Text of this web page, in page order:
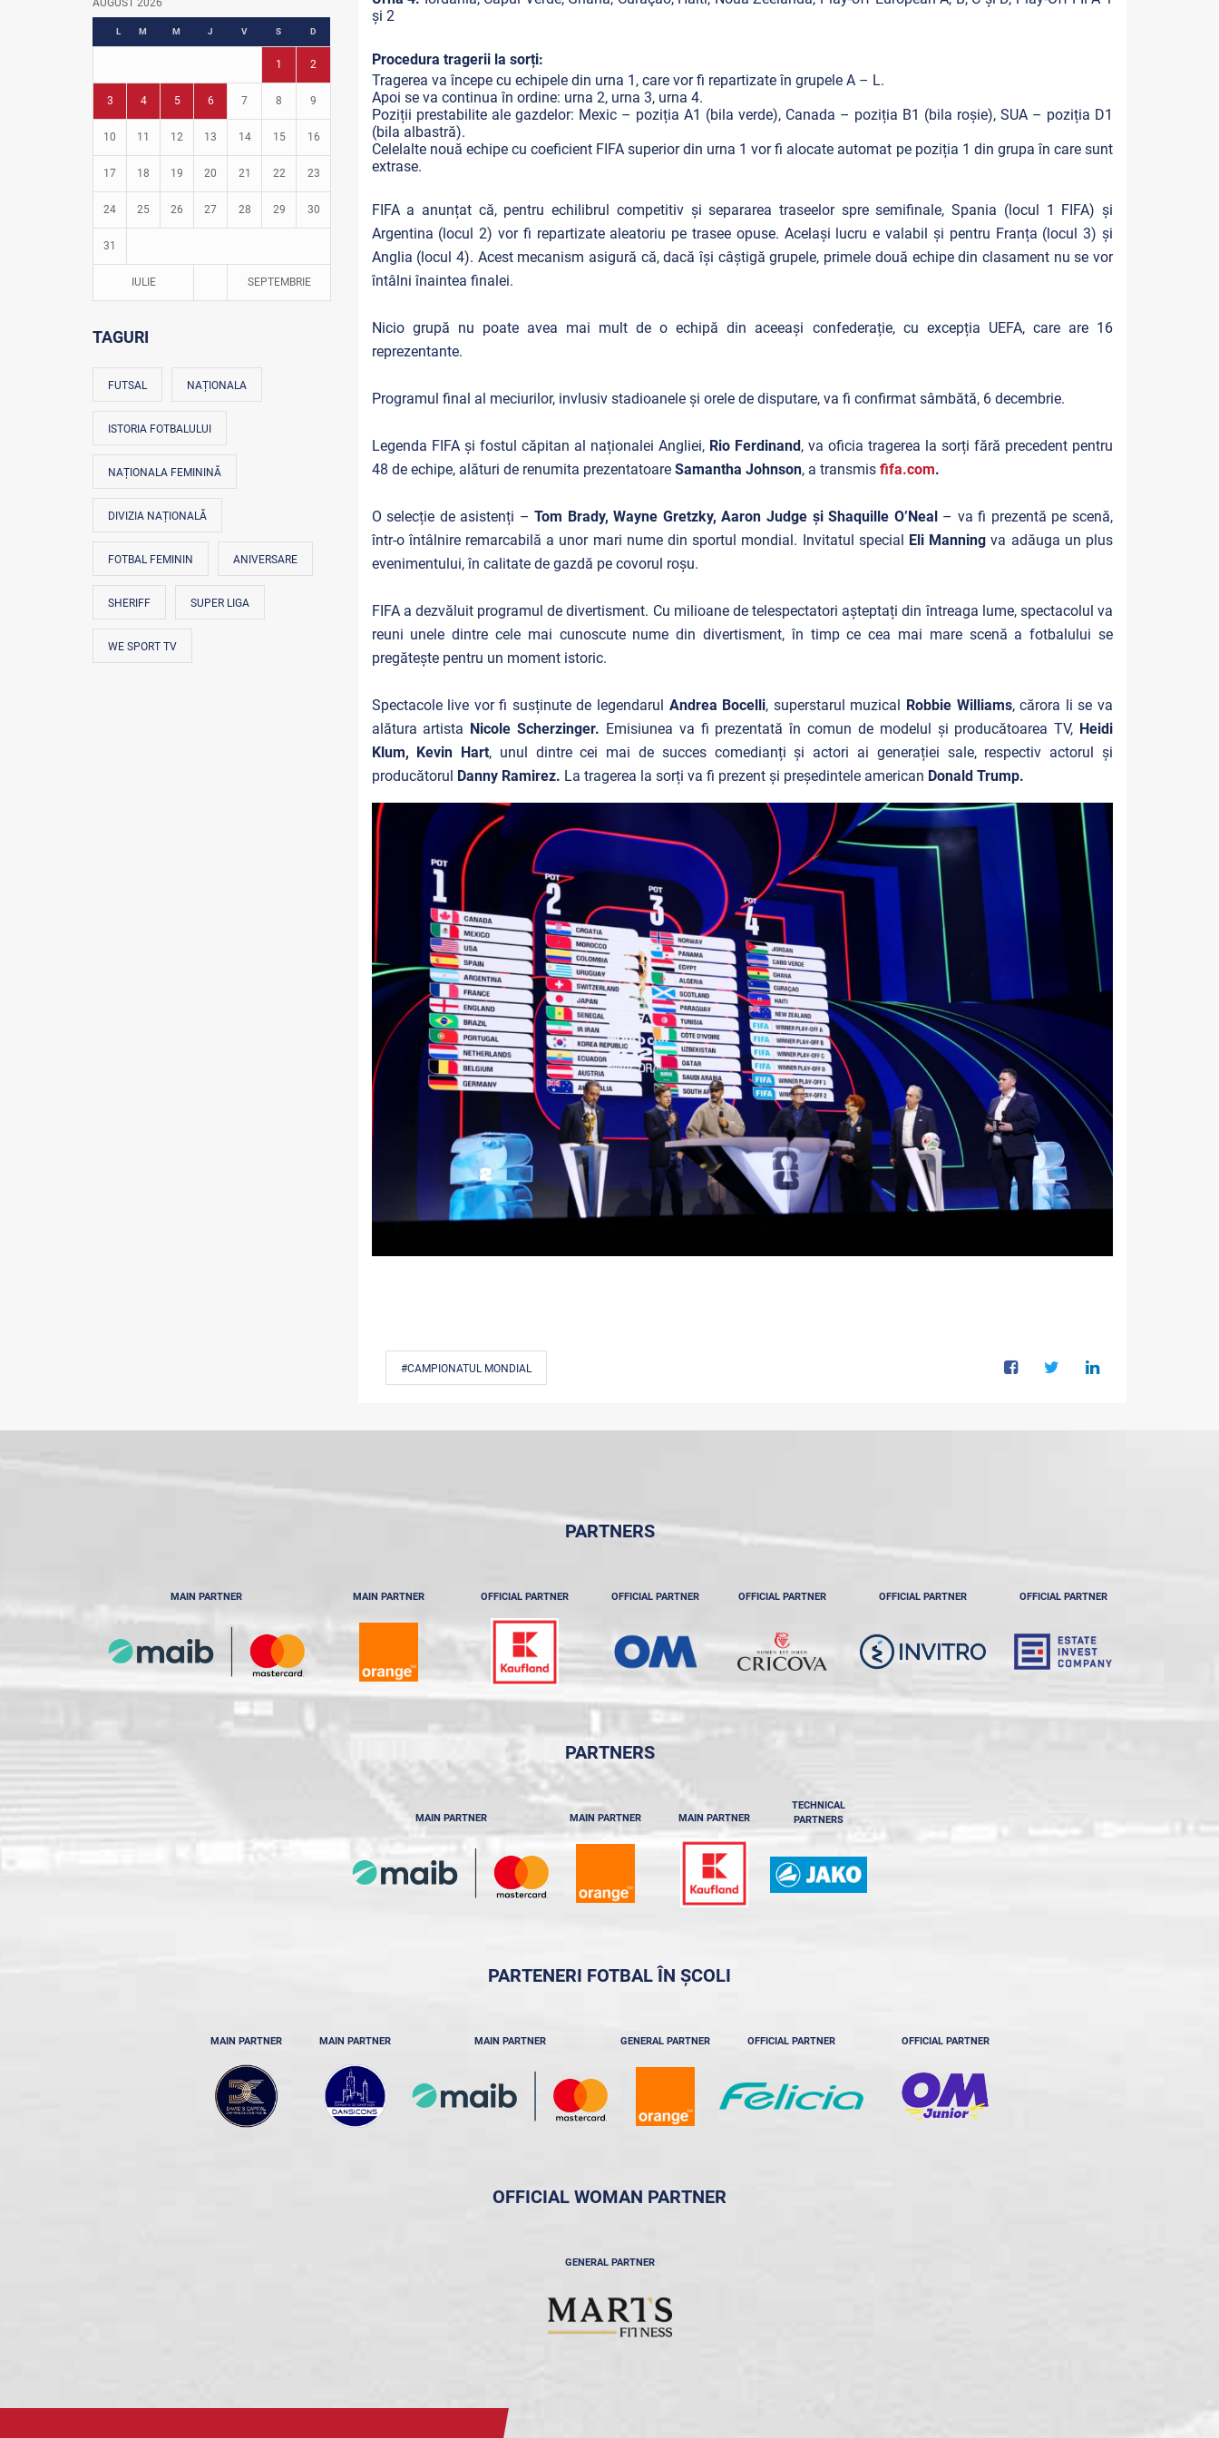
Fotbal în grădinițe
AUGUST 2026
L M M J V S D
1 2
3 4 5 6 7 8 9
10 11 12 13 14 15 16
17 18 19 20 21 22 23
24 25 26 27 28 29 30
31
IULIE SEPTEMBRIE
TAGURI
FUTSAL NAȚIONALA
ISTORIA FOTBALULUI
NAȚIONALA FEMININĂ
DIVIZIA NAȚIONALĂ
FOTBAL FEMININ ANIVERSARE
SHERIFF SUPER LIGA
WE SPORT TV
și 2
Procedura tragerii la sorți:
Tragerea va începe cu echipele din urna 1, care vor fi repartizate în grupele A – L.
Apoi se va continua în ordine: urna 2, urna 3, urna 4.
Poziții prestabilite ale gazdelor: Mexic – poziția A1 (bila verde), Canada – poziția B1 (bila roșie), SUA – poziția D1
(bila albastră).
Celelalte nouă echipe cu coeficient FIFA superior din urna 1 vor fi alocate automat pe poziția 1 din grupa în care sunt
extrase.
FIFA a anunțat că, pentru echilibrul competitiv și separarea traseelor spre semifinale, Spania (locul 1 FIFA) și
Argentina (locul 2) vor fi repartizate aleatoriu pe trasee opuse. Același lucru e valabil și pentru Franța (locul 3) și
Anglia (locul 4). Acest mecanism asigură că, dacă își câștigă grupele, primele două echipe din clasament nu se vor
întâlni înaintea finalei.
Nicio grupă nu poate avea mai mult de o echipă din aceeași confederație, cu excepția UEFA, care are 16
reprezentante.
Programul final al meciurilor, invlusiv stadioanele și orele de disputare, va fi confirmat sâmbătă, 6 decembrie.
Legenda FIFA și fostul căpitan al naționalei Angliei, Rio Ferdinand, va oficia tragerea la sorți fără precedent pentru
48 de echipe, alături de renumita prezentatoare Samantha Johnson, a transmis fifa.com.
O selecție de asistenți –Tom Brady, Wayne Gretzky, Aaron Judge și Shaquille O’Neal – va fi prezentă pe scenă,
într-o întâlnire remarcabilă a unor mari nume din sportul mondial. Invitatul special Eli Manningva adăuga un plus
evenimentului, în calitate de gazdă pe covorul roșu.
FIFA a dezvăluit programul de divertisment. Cu milioane de telespectatori așteptați din întreaga lume, spectacolul va
reuni unele dintre cele mai cunoscute nume din divertisment, în timp ce cea mai mare scenă a fotbalului se
pregătește pentru un moment istoric.
Spectacole live vor fi susținute de legendarul Andrea Bocelli, superstarul muzical Robbie Williams, cărora li se va
alătura artista Nicole Scherzinger. Emisiunea va fi prezentată în comun de modelul și producătoarea TV, Heidi
Klum, Kevin Hart, unul dintre cei mai de succes comedianți și actori ai generației sale, respectiv actorul și
producătorul Danny Ramirez. La tragerea la sorți va fi prezent și președintele american Donald Trump.
#CAMPIONATUL MONDIAL
PARTNERS
MAIN PARTNER MAIN PARTNER OFFICIAL PARTNER OFFICIAL PARTNER OFFICIAL PARTNER OFFICIAL PARTNER OFFICIAL PARTNER
PARTNERS
MAIN PARTNER MAIN PARTNER MAIN PARTNER
TECHNICAL
PARTNERS
PARTENERI FOTBAL ÎN ȘCOLI
MAIN PARTNER MAIN PARTNER MAIN PARTNER GENERAL PARTNER OFFICIAL PARTNER OFFICIAL PARTNER
OFFICIAL WOMAN PARTNER
GENERAL PARTNER